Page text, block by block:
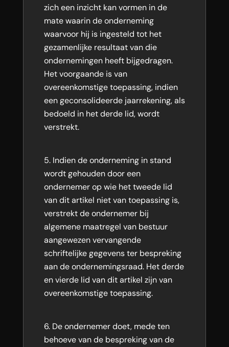
zich een inzicht kan vormen in de
mate waarin de onderneming
waarvoor hij is ingesteld tot het
gezamenlijke resultaat van die
ondernemingen heeft bijgedragen.
Het voorgaande is van
overeenkomstige toepassing, indien
een geconsolideerde jaarrekening, als
bedoeld in het derde lid, wordt
verstrekt.
Indien de onderneming in stand
wordt gehouden door een
ondernemer op wie het tweede lid
van dit artikel niet van toepassing is,
verstrekt de ondernemer bij
algemene maatregel van bestuur
aangewezen vervangende
schriftelijke gegevens ter bespreking
aan de ondernemingsraad. Het derde
en vierde lid van dit artikel zijn van
overeenkomstige toepassing.
De ondernemer doet, mede ten
behoeve van de bespreking van de